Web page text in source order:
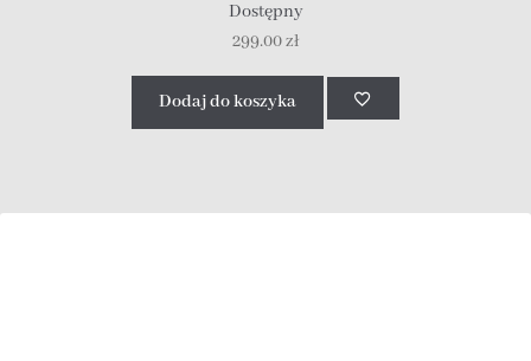
Dostępny
299.00zł
Dodaj do koszyka